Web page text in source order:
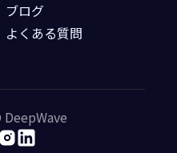
ブログ
よくある質問